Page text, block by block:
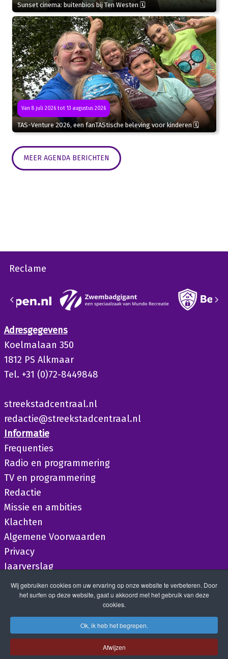
Sunset cinema: buitenbios bij Ten Westen 🗓
Van 8 juli 2026 tot 13 augustus 2026
TAS-Venture 2026, een fanTAStische beleving voor kinderen 🗓
MEER AGENDA BERICHTEN
Reclame
Adresgegevens
Koelmalaan 350
1812 PS Alkmaar
Tel. +31 (0)72-8449848
streekstadcentraal.nl
redactie@streekstadcentraal.nl
Informatie
Frequenties
Radio en programmering
TV en programmering
Redactie
Missie en ambities
Klachten
Algemene Voorwaarden
Privacy
Jaarverslag
Wij gebruiken cookies om uw ervaring op onze website te verbeteren. Door
het surfen op deze website, gaat u akkoord met het gebruik van deze
cookies.
Ok, ik heb het begrepen.
Afwijzen